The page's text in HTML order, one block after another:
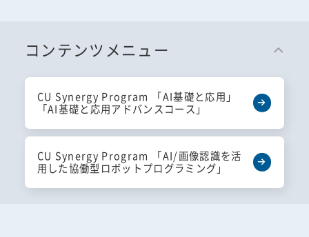
コンテンツメニュー
CU Synergy Program 「AI基礎と応用」
「AI基礎と応用アドバンスコース」
CU Synergy Program 「AI/画像認識を活
用した協働型ロボットプログラミング」